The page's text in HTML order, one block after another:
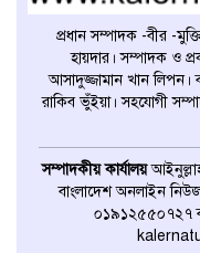
প্রধান সম্পাদক -বীর -
হায়দার। সম্পাদক ও
আসাদুজ্জামান খান লিপন।
রাকিব ভুঁইয়া। সহযোগী
সম্পাদকীয় কার্যালয়
বাংলাদেশ অনলাইন
০১৯১২৫৫০৭২৭